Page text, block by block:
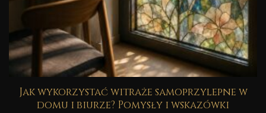
Jak wykorzystać witraże samoprzylepne w
domu i biurze? Pomysły i wskazówki